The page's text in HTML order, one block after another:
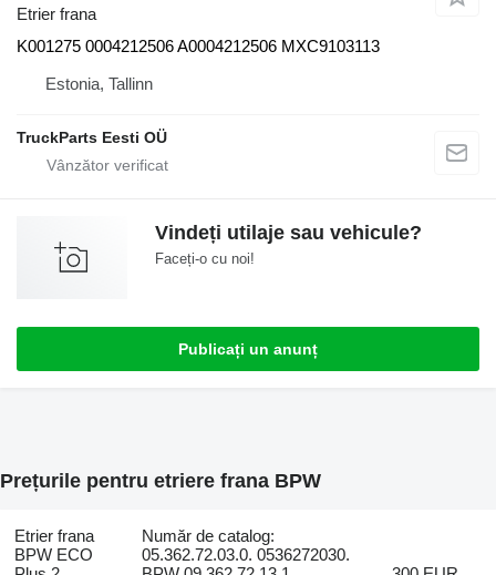
Etrier frana
K001275 0004212506 A0004212506 MXC9103113
Estonia, Tallinn
TruckParts Eesti OÜ
Vindeți utilaje sau vehicule?
Faceți-o cu noi!
Publicați un anunț
Prețurile pentru etriere frana BPW
Etrier frana
BPW ECO
Număr de catalog:
05.362.72.03.0. 0536272030.